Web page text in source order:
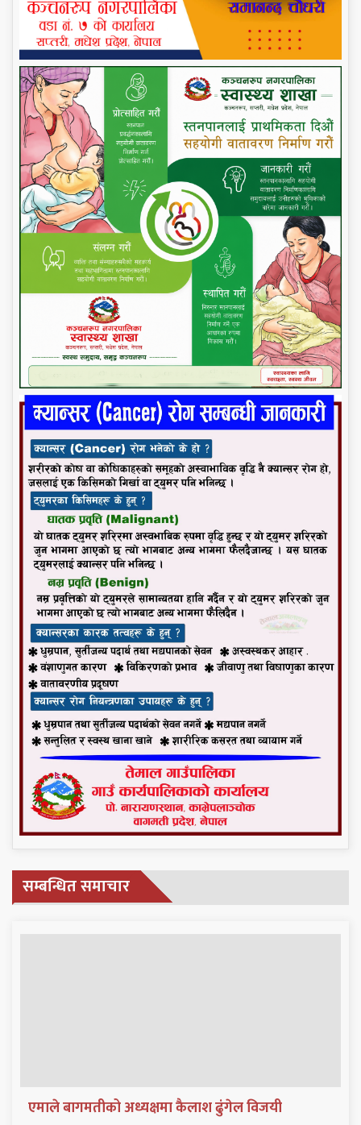
सम्बन्धित समाचार
एमाले बागमतीको अध्यक्षमा कैलाश ढुंगेल विजयी